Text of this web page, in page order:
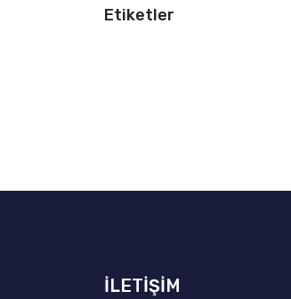
Etiketler
İLETİŞİM